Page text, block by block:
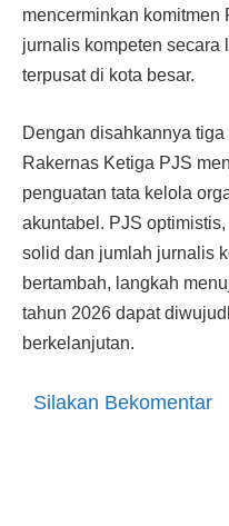
mencerminkan komitmen
jurnalis kompeten secara
terpusat di kota besar.
Dengan disahkannya
Rakernas Ketiga PJS
penguatan tata kelola
akuntabel. PJS
solid dan jumlah jurnalis
bertambah, langkah
tahun 2026 dapat
berkelanjutan.
Silakan Bekomentar